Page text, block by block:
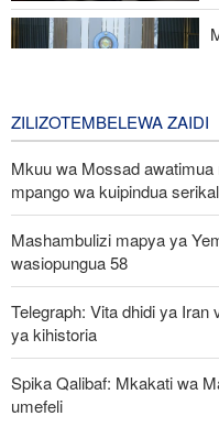
Russia yashambulia eneo
la mafuta la Ukraine huko
ZILIZOTEMBELEWA ZAIDI
Mkuu wa Mossad
mpango wa kuipindua
Mashambulizi mapya ya
wasiopungua 58
Telegraph: Vita dhidi ya
ya kihistoria
Spika Qalibaf: Mkakati wa
umefeli